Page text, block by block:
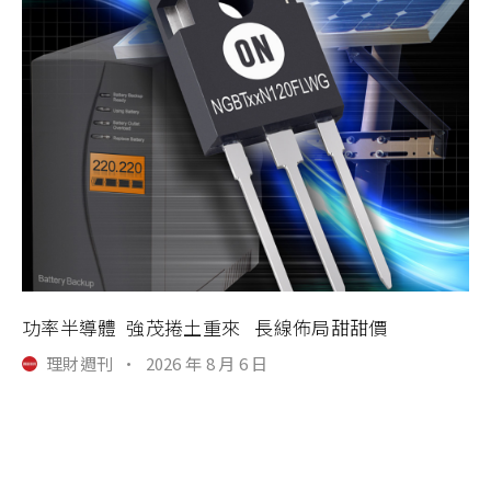
功率半導體 強茂捲土重來 長線佈局甜甜價
理財週刊 · 2026 年 8 月 6 日